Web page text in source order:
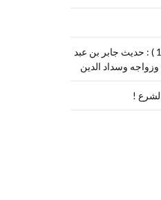
قطوف من روائع السيرة الذهبية ( 10 ) : حديث جابر بن عبد
وسداد الدين
!